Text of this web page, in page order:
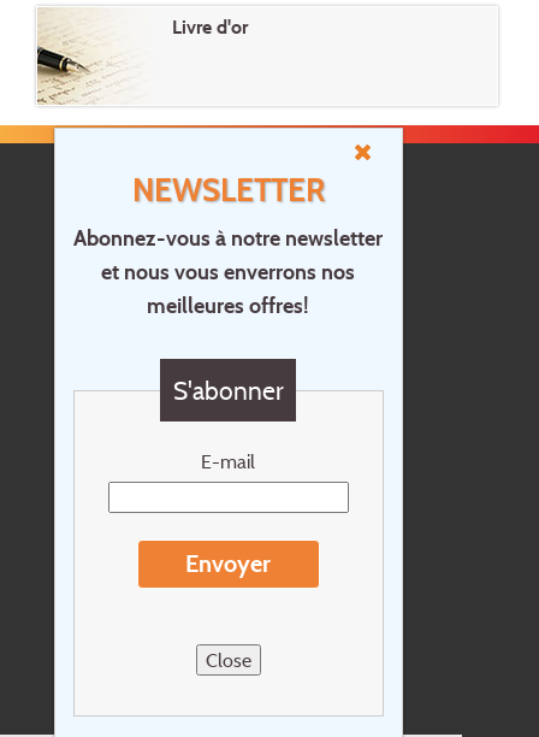
NEWSLETTER
Abonnez-vous à notre newsletter
et nous vous enverrons nos
meilleures offres!
S'abonner
E-mail
Envoyer
Close
Livre d'or
Accueil
Contact
Questions?
Newsletter
Conditions de voyage
Sitemap